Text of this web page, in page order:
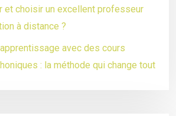
et choisir un excellent professeur
à distance ?
avec des cours
: la méthode qui change tout